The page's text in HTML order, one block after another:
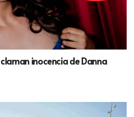
inocencia de Danna